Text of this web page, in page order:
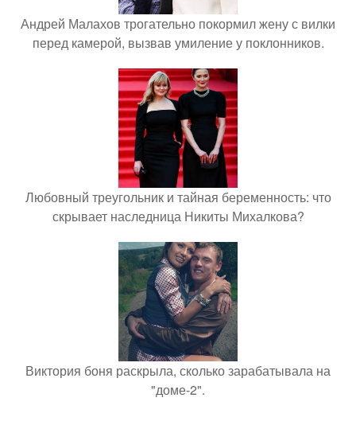
Андрей Малахов трогательно покормил жену с вилки
перед камерой, вызвав умиление у поклонников.
Любовный треугольник и тайная беременность: что
скрывает наследница Никиты Михалкова?
Виктория боня раскрыла, сколько зарабатывала на
"доме-2".